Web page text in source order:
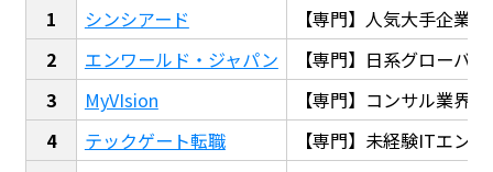
シンシアード
【専門】人気大手企業
エンワールド・ジャパン
【専門】日系グローバ
MyVIsion
【専門】コンサル業界
テックゲート転職
【専門】未経験ITエン